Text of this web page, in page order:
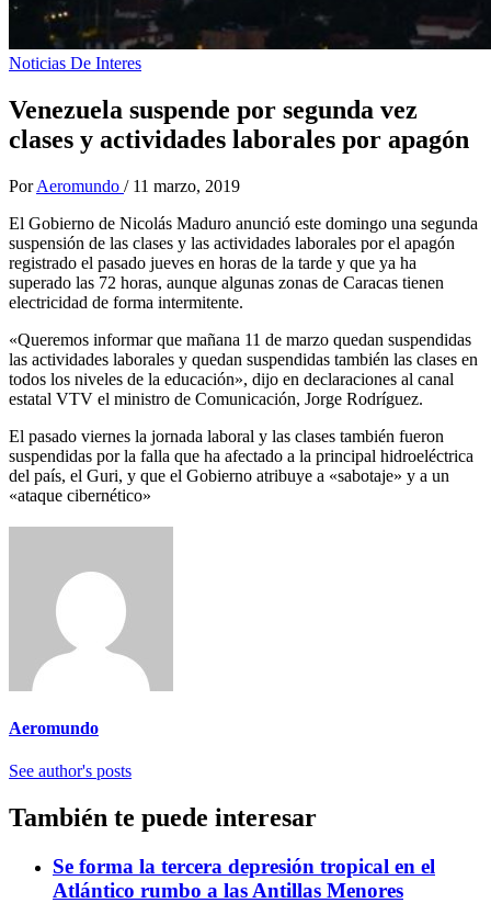
Noticias De Interes
Venezuela suspende por segunda vez
clases y actividades laborales por apagón
Por Aeromundo / 11 marzo, 2019
El Gobierno de Nicolás Maduro anunció este domingo una segunda
suspensión de las clases y las actividades laborales por el apagón
registrado el pasado jueves en horas de la tarde y que ya ha
superado las 72 horas, aunque algunas zonas de Caracas tienen
electricidad de forma intermitente.
«Queremos informar que mañana 11 de marzo quedan suspendidas
las actividades laborales y quedan suspendidas también las clases en
todos los niveles de la educación», dijo en declaraciones al canal
estatal VTV el ministro de Comunicación, Jorge Rodríguez.
El pasado viernes la jornada laboral y las clases también fueron
suspendidas por la falla que ha afectado a la principal hidroeléctrica
del país, el Guri, y que el Gobierno atribuye a «sabotaje» y a un
«ataque cibernético»
Aeromundo
See author's posts
También te puede interesar
Se forma la tercera depresión tropical en el
Atlántico rumbo a las Antillas Menores